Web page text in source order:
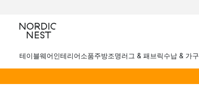
테이블웨어인테리어소품주방조명러그 & 패브릭수납 & 가구